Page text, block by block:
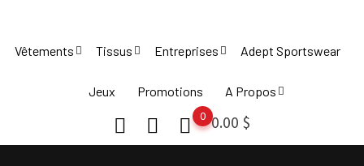
content
Vêtements Tissus Entreprises Adept Sportswear
Jeux Promotions A Propos
0.00 $
0